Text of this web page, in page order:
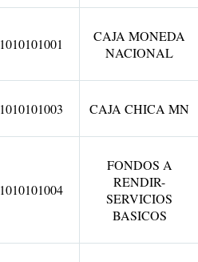
1010101001
CAJA MONEDA
NACIONAL
1010101003 CAJA CHICA MN
1010101004
FONDOS A
RENDIR-
SERVICIOS
BASICOS